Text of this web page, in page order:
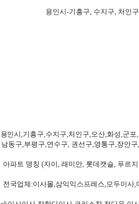
용인시-기흥구, 수지구, 처인
용인시,기흥구,수지구,처인구,오산,화성,군
남동구,부평구,연수구, 권선구,영통구,장안
아파트 명칭 (자이, 래미안, 롯데캣슬, 푸르
전국업체:이사몰,삼익익스프레스,모두이사